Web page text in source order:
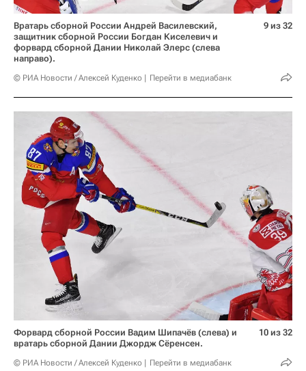
Вратарь сборной России Андрей Василевский,
защитник сборной России Богдан Киселевич и
форвард сборной Дании Николай Элерс (слева
направо).
© РИА Новости / Алексей Куденко Перейти в медиабанк
9 из 32
Форвард сборной России Вадим Шипачёв (слева) и
вратарь сборной Дании Джордж Сёренсен.
© РИА Новости / Алексей Куденко Перейти в медиабанк
10 из 32